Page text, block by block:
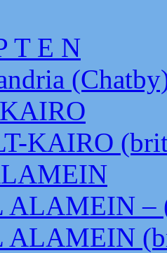
T E N
KAIRO
ALAMEIN –
ALAMEIN